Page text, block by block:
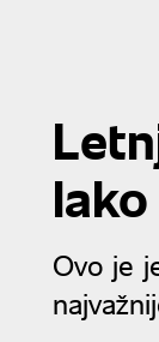
Ovo je